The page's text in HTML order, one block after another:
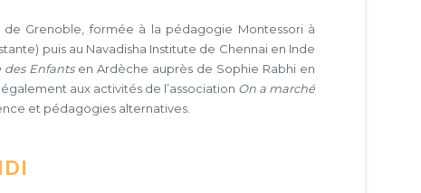
Grenoble, formée à la pédagogie Montessori à
puis au Navadisha Institute de Chennai en Inde
des Enfants en Ardèche auprès de Sophie Rabhi en
aux activités de l’association On a marché
et pédagogies alternatives.